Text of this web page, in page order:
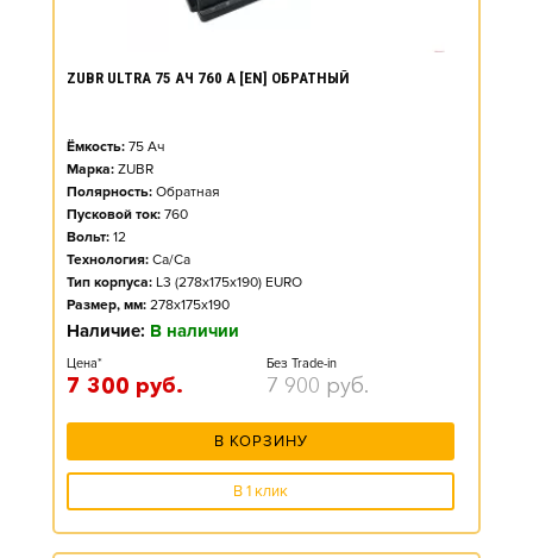
ZUBR ULTRA 75 АЧ 760 А [EN] ОБРАТНЫЙ
Ёмкость: 75 Ач
Марка: ZUBR
Полярность: Обратная
Пусковой ток: 760
Вольт: 12
Технология: Ca/Ca
Тип корпуса: L3 (278x175x190) EURO
Размер, мм: 278x175x190
Наличие: В наличии
Цена*
7 300 руб.
Без Trade-in
7 900 руб.
В КОРЗИНУ
В 1 клик